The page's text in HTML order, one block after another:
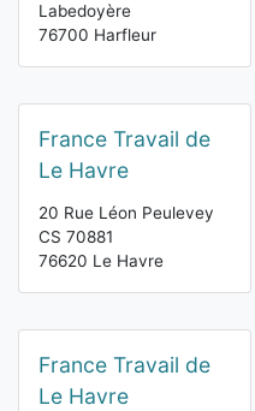
Labedoyère
76700 Harfleur
France Travail de
Le Havre
20 Rue Léon Peulevey
CS 70881
76620 Le Havre
France Travail de
Le Havre